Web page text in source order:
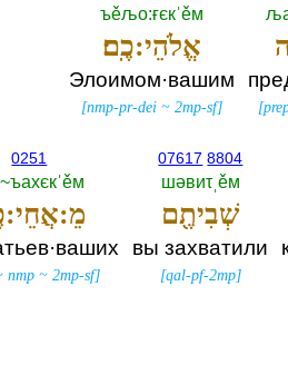
[
ъěљо:ғєкˈěм
אֱלֹהֵי:כֶֽם׃
Элоимом·вашим
[nmp-pr-dei ~2mp-sf]
07617 8804
шәвиτˌěм
שְׁבִיתֶ֖ם
вы захватили
[qal-pf-2mp]
0251
nmp ~2mp-sf]